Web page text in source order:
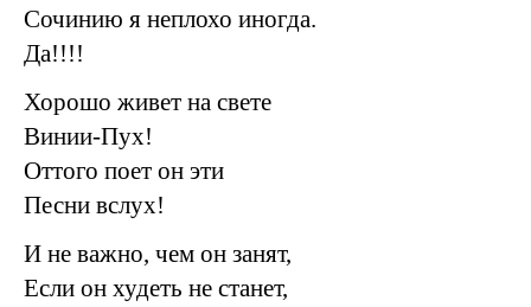
Сочинию я неплохо иногда.
Да!!!!
Хорошо живет на свете
Винии-Пух!
Оттого поет он эти
Песни вслух!
И не важно, чем он занят,
Если он худеть не станет,